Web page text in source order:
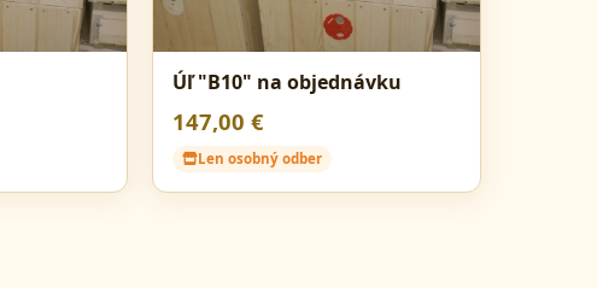
Úľ "B10" na objednávku
147,00 €
Len osobný odber